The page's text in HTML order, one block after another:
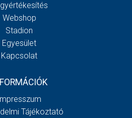
Webshop
Stadion
Egyesület
Kapcsolat
Impresszum
Tájékoztató